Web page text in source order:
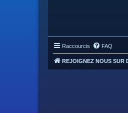
Raccourcis FAQ
REJOIGNEZ NOUS